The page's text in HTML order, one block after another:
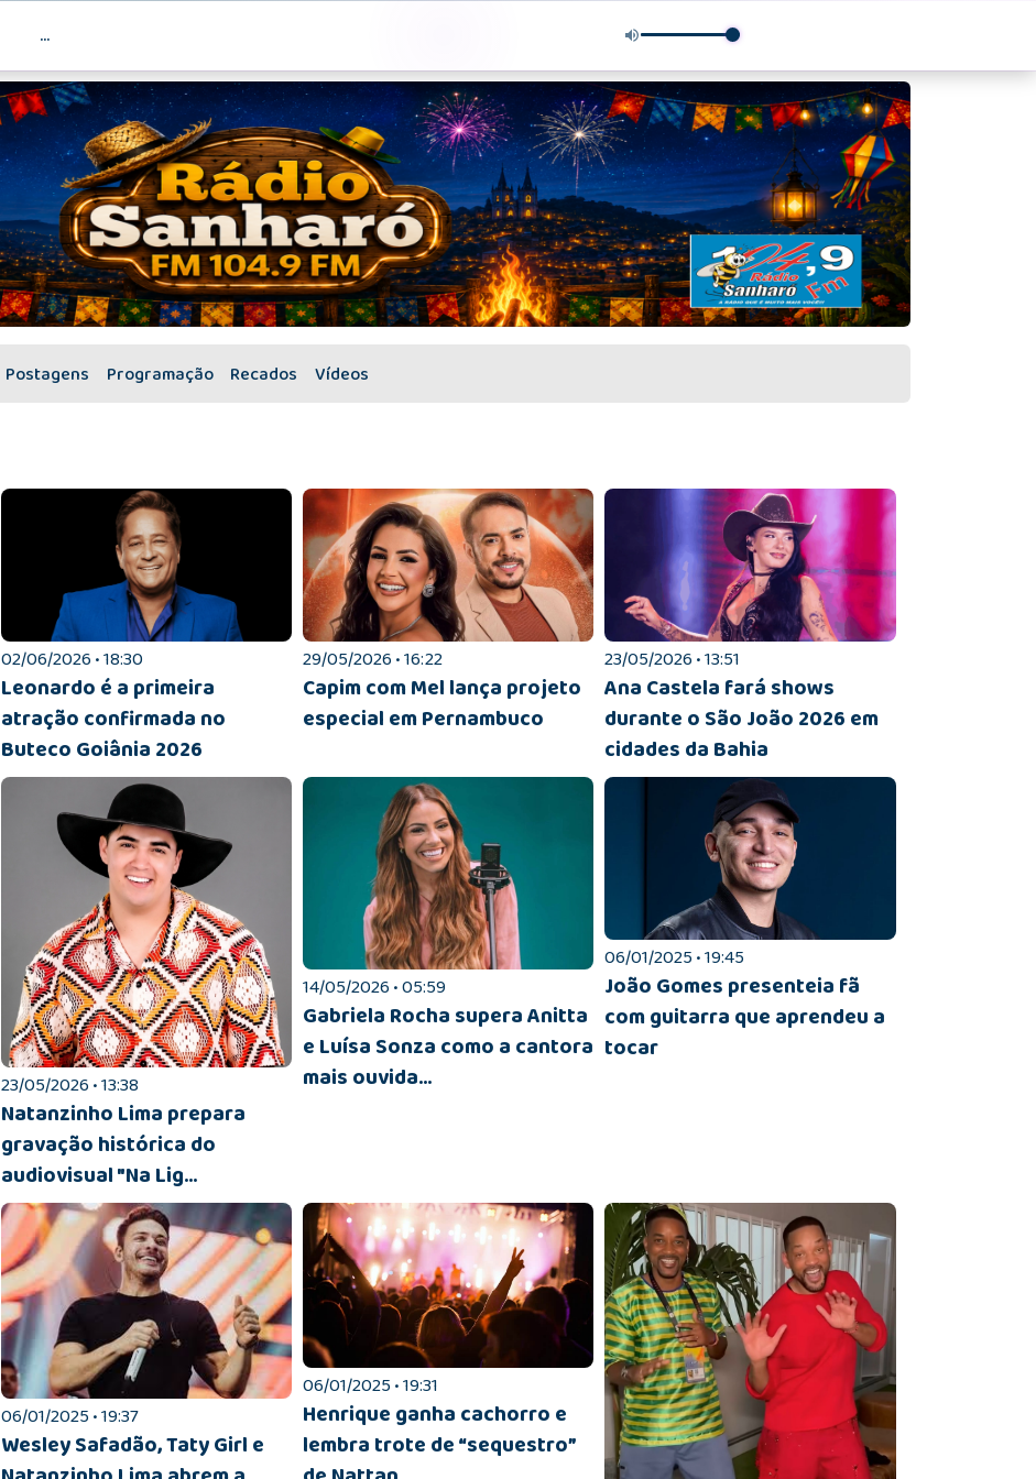
...
Postagens Programação Recados Vídeos
02/06/2026 • 18:30
Leonardo é a primeira
atração confirmada no
Buteco Goiânia 2026
29/05/2026 • 16:22
Capim com Mel lança projeto
especial em Pernambuco
23/05/2026 • 13:51
Ana Castela fará shows
durante o São João 2026 em
cidades da Bahia
23/05/2026 • 13:38
Natanzinho Lima prepara
gravação histórica do
audiovisual "Na Lig...
14/05/2026 • 05:59
Gabriela Rocha supera Anitta
e Luísa Sonza como a cantora
mais ouvida...
06/01/2025 • 19:45
João Gomes presenteia fã
com guitarra que aprendeu a
tocar
06/01/2025 • 19:37
Wesley Safadão, Taty Girl e
06/01/2025 • 19:31
Henrique ganha cachorro e
lembra trote de “sequestro”